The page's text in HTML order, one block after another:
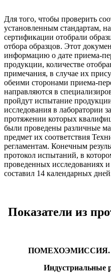
Для того, чтобы проверить
установленным стандартам,
сертификации отобрали
отбора образцов. Этот
информацию о дате приема-
продукции, количестве
примечания, в случае их
обеими сторонами приема-
направляются в
пройдут испытание
исследования в лаборатории
протяжении которых
были проведены различные
предмет их соответствия
регламентам. Конечным
протокол испытаний, в
проведенных исследованиях
составил 14 календарных
Показатели из
ПОМЕХОЭМИССИЯ.
Индустриальные